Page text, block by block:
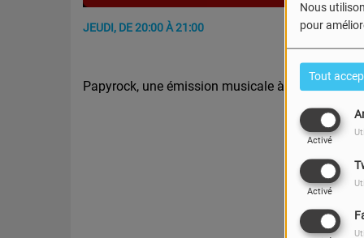
Nous
pour
Tout
Activé
Activé
JEUDI, DE 20:00 À 21:00
Papyrock, une émission musicale à écouter